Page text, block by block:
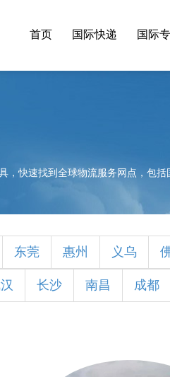
首页 国际快递 国际
，快速找到全球物流服务网点，包括
东莞 惠州 义乌
长沙 南昌 成都